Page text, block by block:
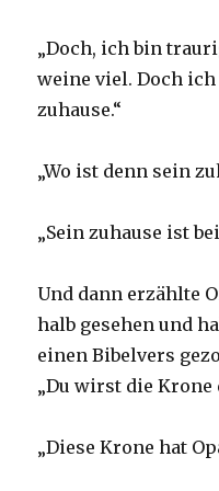
„Doch, ich bin
weine viel. Doch
zuhause.“
„Wo ist denn sein
„Sein zuhause ist
Und dann erzählte
halb gesehen und
einen Bibelvers
„Du wirst die Krone
„Diese Krone hat